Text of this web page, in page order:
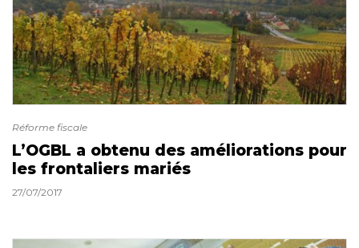
Réforme fiscale
L’OGBL a obtenu des améliorations pour
les frontaliers mariés
27/07/2017